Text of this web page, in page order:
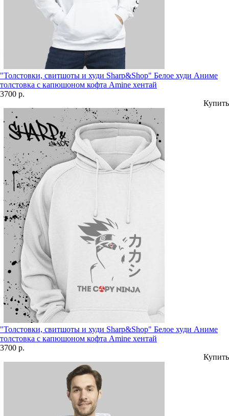
"Толстовки, свитшоты и худи Sharp&Shop" Белое худи Аниме
толстовка с капюшоном кофта Amine хентай
3700 р.
Купить
"Толстовки, свитшоты и худи Sharp&Shop" Белое худи Аниме
толстовка с капюшоном кофта Amine хентай
3700 р.
Купить